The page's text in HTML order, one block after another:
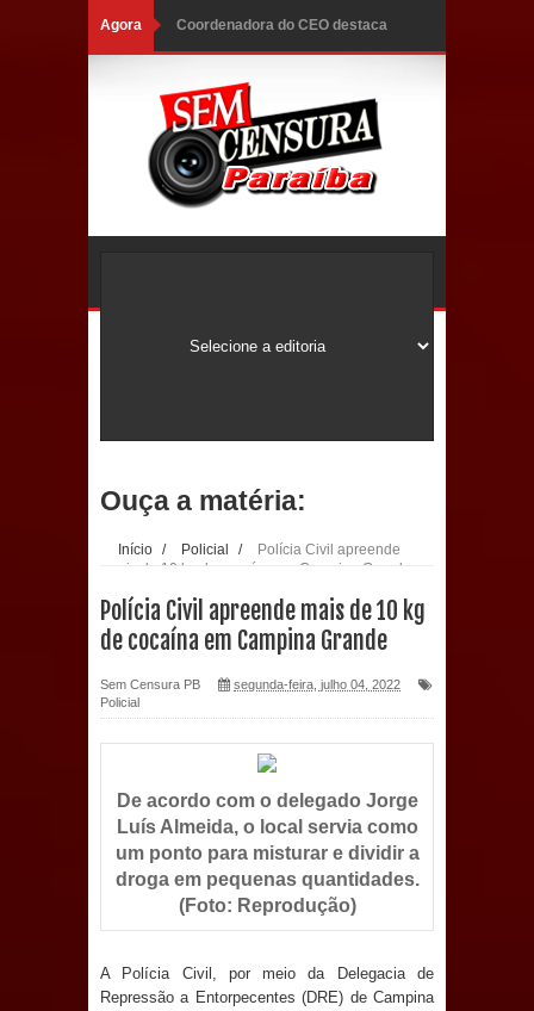
Agora Coordenadora do CEO destaca
balanço da saúde bucal em Sapé
Mais de 40 sorrisos devolvidos à
para preservar tamarindeiro e
revitalizar Memorial Augusto dos
O verdadeiro oxigênio do Estado
Democrático de Direito – Bacharela
aborda de maneira inédita no mundo
jurídico brasileiro, temas polêmicos;
Confira!
Ouça a matéria:
Início / Policial /
Polícia Civil apreende
mais de 10 kg de cocaína em Campina Grande
Polícia Civil apreende mais de 10 kg
de cocaína em Campina Grande
Sem Censura PB
segunda-feira, julho 04, 2022
Policial
De acordo com o delegado Jorge
Luís Almeida, o local servia como
um ponto para misturar e dividir a
droga em pequenas quantidades.
(Foto: Reprodução)
A Polícia Civil, por meio da Delegacia de
Repressão a Entorpecentes (DRE) de Campina